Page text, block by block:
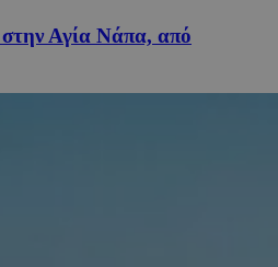
Αγία Νάπα, από